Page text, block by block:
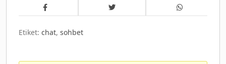
Etiket: chat, sohbet